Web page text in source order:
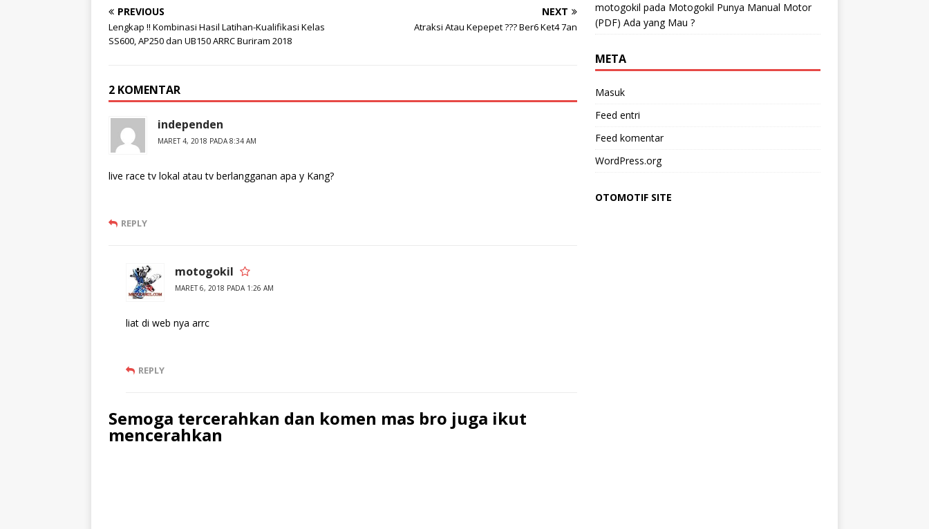
PREVIOUS
Lengkap !! Kombinasi Hasil Latihan-Kualifikasi Kelas
SS600, AP250 dan UB150 ARRC Buriram 2018
NEXT
Atraksi Atau Kepepet ??? Ber6 Ket4 7an
2 KOMENTAR
independen
MARET 4, 2018 PADA 8:34 AM
live race tv lokal atau tv berlangganan apa y Kang?
REPLY
motogokil
MARET 6, 2018 PADA 1:26 AM
liat di web nya arrc
REPLY
Semoga tercerahkan dan komen mas bro juga ikut
mencerahkan
motogokil pada Motogokil Punya Manual Motor
(PDF) Ada yang Mau ?
META
Masuk
Feed entri
Feed komentar
WordPress.org
OTOMOTIF SITE